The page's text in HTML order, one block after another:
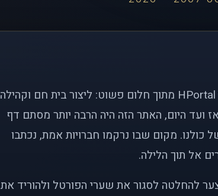
לפני כמעט שני עשורים, פתחנו את שערי HPortal מתוך חלום פשוט: ליצור בית חם וקהילה
ועד היום, האתר הזה היה הרבה יותר מסתם דף
כולנו. מקום שבו נרקמו חברויות אמת, נכתבו
אל תוך הלילה.
להחלטה לסגור את שערי הפורטל ולהוריד את